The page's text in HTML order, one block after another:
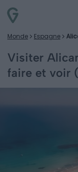
Monde Espagne
Visiter
faire et voir